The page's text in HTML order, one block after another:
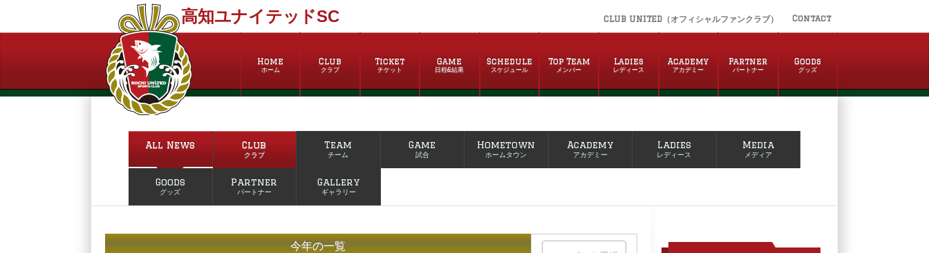
高知ユナイテッドSC CLUB UNITED（オフィシャルファンクラブ） Contact
Home
ホーム
Club
クラブ
Ticket
チケット
Game
日程&結果
Schedule
スケジュール
Top Team
メンバー
Ladies
レディース
Academy
アカデミー
Partner
パートナー
Goods
グッズ
All News Club
クラブ
Team
チーム
Game
試合
Hometown
ホームタウン
Academy
アカデミー
Ladies
レディース
Media
メディア
Goods
グッズ
Partner
パートナー
Gallery
ギャラリー
今年の一覧